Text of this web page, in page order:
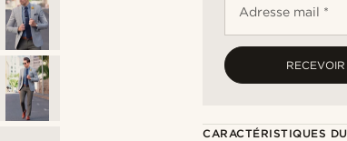
Adresse mail *
CARACTÉRISTIQUES